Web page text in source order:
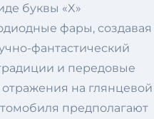
буквы «X»
фары, создавая
фантастический
и передовые
на глянцевой
предполагают